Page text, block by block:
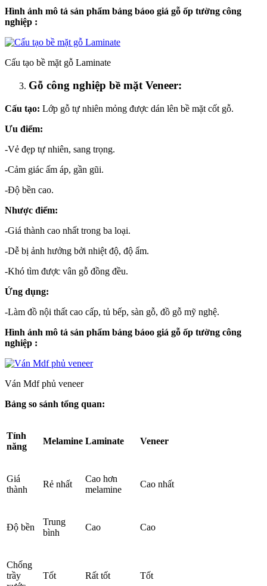
Hình ảnh mô tả sản phẩm bảng báoo giá gỗ ốp tường công
nghiệp :
Cấu tạo bề mặt gỗ Laminate
Gỗ công nghiệp bề mặt Veneer:
Cấu tạo: Lớp gỗ tự nhiên mỏng được dán lên bề mặt cốt gỗ.
Ưu điểm:
-Vẻ đẹp tự nhiên, sang trọng.
-Cảm giác ấm áp, gần gũi.
-Độ bền cao.
Nhược điểm:
-Giá thành cao nhất trong ba loại.
-Dễ bị ảnh hưởng bởi nhiệt độ, độ ẩm.
-Khó tìm được vân gỗ đồng đều.
Ứng dụng:
-Làm đồ nội thất cao cấp, tủ bếp, sàn gỗ, đồ gỗ mỹ nghệ.
Hình ảnh mô tả sản phẩm bảng báoo giá gỗ ốp tường công
nghiệp :
Ván Mdf phủ veneer
Bảng so sánh tổng quan:
Tính
năng
Melamine Laminate Veneer
Giá
thành
Rẻ nhất
Cao hơn
melamine
Cao nhất
Độ bền
Trung
bình
Cao Cao
Chống
trầy
Tốt Rất tốt Tốt